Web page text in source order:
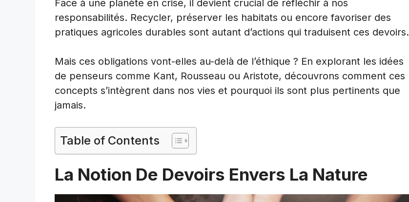
Face à une planète en crise, il devient crucial de réfléchir à nos
responsabilités. Recycler, préserver les habitats ou encore favoriser des
pratiques agricoles durables sont autant d’actions qui traduisent ces devoirs.
Mais ces obligations vont-elles au-delà de l’éthique ? En explorant les idées
de penseurs comme Kant, Rousseau ou Aristote, découvrons comment ces
concepts s’intègrent dans nos vies et pourquoi ils sont plus pertinents que
jamais.
Table of Contents
La Notion De Devoirs Envers La Nature